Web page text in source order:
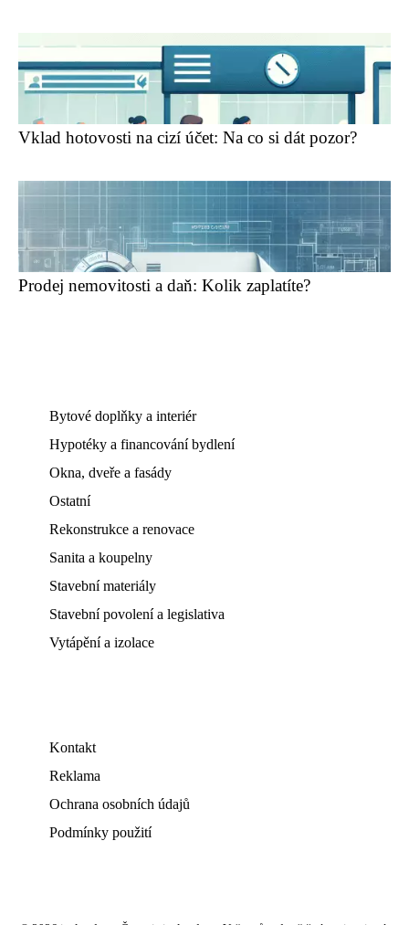
Vklad hotovosti na cizí účet: Na co si dát pozor?
Prodej nemovitosti a daň: Kolik zaplatíte?
Bytové doplňky a interiér
Hypotéky a financování bydlení
Okna, dveře a fasády
Ostatní
Rekonstrukce a renovace
Sanita a koupelny
Stavební materiály
Stavební povolení a legislativa
Vytápění a izolace
Kontakt
Reklama
Ochrana osobních údajů
Podmínky použití